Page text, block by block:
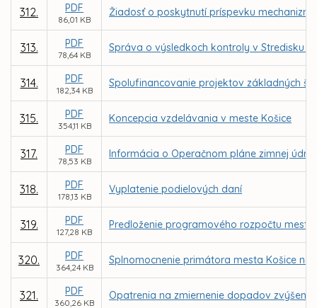
312. PDF
86,01 KB
Žiadosť o poskytnutí príspevku
313. PDF
78,64 KB
Správa o výsledkoch kontroly v Stredisku
314. PDF
182,34 KB
Spolufinancovanie projektov základných
315. PDF
354,11 KB
Koncepcia vzdelávania v meste Košice
317. PDF
78,53 KB
Informácia o Operačnom pláne zimnej
318. PDF
178,13 KB
Vyplatenie podielových daní
319. PDF
127,28 KB
Predloženie programového rozpočtu
320. PDF
364,24 KB
Splnomocnenie primátora mesta Košice
321. PDF
360,26 KB
Opatrenia na zmiernenie dopadov